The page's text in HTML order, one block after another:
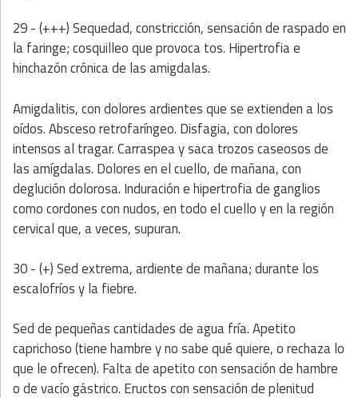
29 - (+++) Sequedad, constricción, sensación de raspado en
la faringe; cosquilleo que provoca tos. Hipertrofia e
hinchazón crónica de las amigdalas.
Amigdalitis, con dolores ardientes que se extienden a los
oídos. Absceso retrofaríngeo. Disfagia, con dolores
intensos al tragar. Carraspea y saca trozos caseosos de
las amígdalas. Dolores en el cuello, de mañana, con
deglución dolorosa. Induración e hipertrofia de ganglios
como cordones con nudos, en todo el cuello y en la región
cervical que, a veces, supuran.
30 - (+) Sed extrema, ardiente de mañana; durante los
escalofríos y la fiebre.
Sed de pequeñas cantidades de agua fría. Apetito
caprichoso (tiene hambre y no sabe qué quiere, o rechaza lo
que le ofrecen). Falta de apetito con sensación de hambre
o de vacío gástrico. Eructos con sensación de plenitud